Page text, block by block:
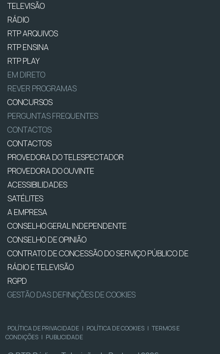
TELEVISÃO
RÁDIO
RTP ARQUIVOS
RTP ENSINA
RTP PLAY
EM DIRETO
REVER PROGRAMAS
CONCURSOS
PERGUNTAS FREQUENTES
CONTACTOS
CONTACTOS
PROVEDORA DO TELESPECTADOR
PROVEDORA DO OUVINTE
ACESSIBILIDADES
SATÉLITES
A EMPRESA
CONSELHO GERAL INDEPENDENTE
CONSELHO DE OPINIÃO
CONTRATO DE CONCESSÃO DO SERVIÇO PÚBLICO DE
RÁDIO E TELEVISÃO
RGPD
GESTÃO DAS DEFINIÇÕES DE COOKIES
POLÍTICA DE PRIVACIDADE | POLÍTICA DE COOKIES | TERMOS E
CONDIÇÕES | PUBLICIDADE